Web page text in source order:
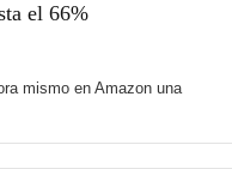
el 66%
mismo en Amazon una